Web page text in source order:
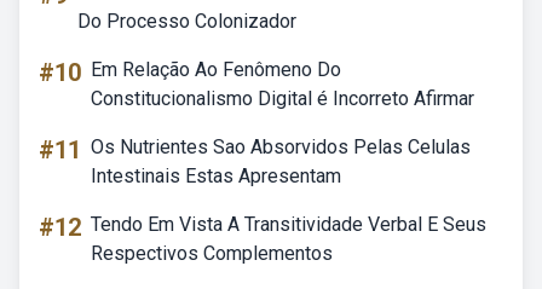
Do Processo Colonizador
#10 Em Relação Ao Fenômeno Do
Constitucionalismo Digital é Incorreto Afirmar
#11 Os Nutrientes Sao Absorvidos Pelas Celulas
Intestinais Estas Apresentam
#12 Tendo Em Vista A Transitividade Verbal E Seus
Respectivos Complementos